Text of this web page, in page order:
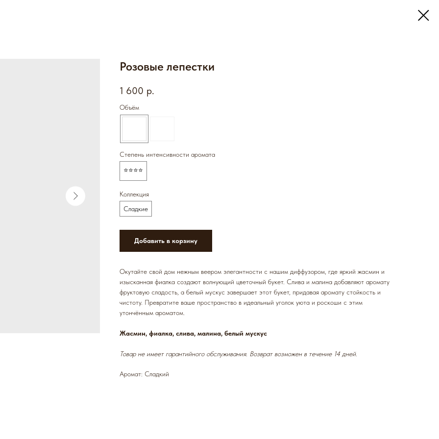
Розовые лепестки
1 600 р.
Объём
Степень интенсивности аромата
⭐️⭐️⭐️⭐️
Коллекция
Сладкие
Добавить в корзину
Окутайте свой дом нежным веером элегантности с нашим диффузором, где яркий жасмин и
изысканная фиалка создают волнующий цветочный букет. Слива и малина добавляют аромату
фруктовую сладость, а белый мускус завершает этот букет, придавая аромату стойкость и
чистоту. Превратите ваше пространство в идеальный уголок уюта и роскоши с этим
утончённым ароматом.
Жасмин, фиалка, слива, малина, белый мускус
Товар не имеет гарантийного обслуживания. Возврат возможен в течение 14 дней.
Аромат: Сладкий